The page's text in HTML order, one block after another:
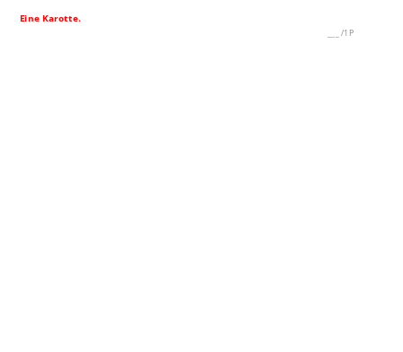
Eine Karotte.
/1P